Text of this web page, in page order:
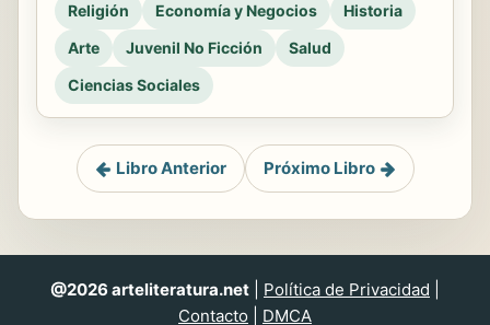
Religión
Economía y Negocios
Historia
Arte
Juvenil No Ficción
Salud
Ciencias Sociales
Libro Anterior Próximo Libro
@2026 arteliteratura.net Política de Privacidad
Contacto
DMCA